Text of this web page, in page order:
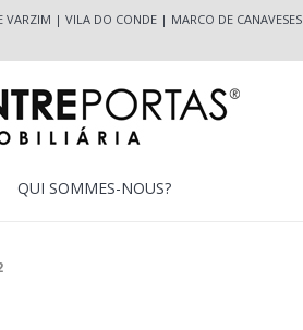
VARZIM | VILA DO CONDE| MARCO DE CANAVESES
QUI SOMMES-NOUS?